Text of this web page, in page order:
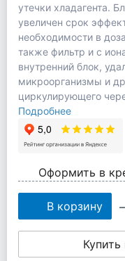
утечки хладагента.
увеличен срок
необходимости в
также фильтр и с
внутренний блок,
микроорганизмы и
циркулирующего
Подробнее
Оформить в
В корзину
Купить